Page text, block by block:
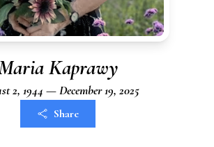
Kaprawy
2, 1944 — December 19, 2025
Share